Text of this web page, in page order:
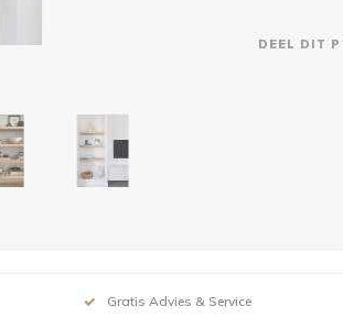
DEEL DIT
Gratis Advies & Service